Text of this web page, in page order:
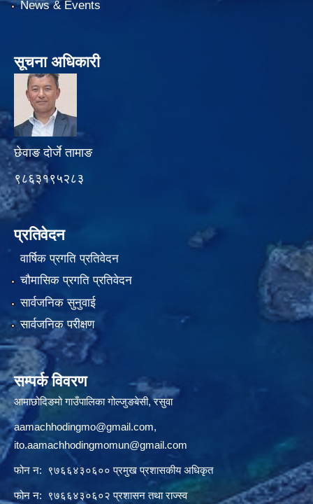
News & Events
सूचना अधिकारी
छेवाङ दोर्जे तामाङ
९८६३१९५२८३
प्रतिवेदन
वार्षिक प्रगति प्रतिवेदन
चौमासिक प्रगति प्रतिवेदन
सार्वजनिक सुनुवाई
सार्वजनिक परीक्षण
सम्पर्क विवरण
आमाछोदिङमो गाउँपालिका गोल्जुङबेसी, रसुवा
aamachhodingmo@gmail.com,
ito.aamachhodingmomun@gmail.com
फोन न: ९७६६४३०६०० प्रमुख प्रशासकीय अधिकृत
फोन न: ९७६६४३०६०२ प्रशासन तथा राज्स्व